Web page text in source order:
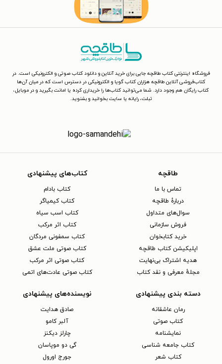
فروشگاه اینترنتی کتاب طاقچه جایی برای خرید آنلاین و دانلود کتاب صوتی و الکترونیکی است. در
کتاب‌فروشی آنلاین طاقچه هزاران کتاب گویا و الکترونیکی در دسترس است که در میان آن‌ها
کتاب رایگان هم وجود دارد. شما می‌توانید کتاب‌ها را خریداری کرده یا امانت بگیرید و در موبایل،
تبلت، رایانه یا سایت بخوانید و بشنوید.
طاقچه
تماس با ما
دربارهٔ طاقچه
سوال‌های متداول
فروش سازمانی
خرید کتابخوان
اپلیکیشن کتاب طاقچه
هدیه اشتراک بی‌نهایت
مجلهٔ معرفی و نقد کتاب
کتاب‌های پیشنهادی
کتاب بادام
کتاب کیمیاگر
کتاب اسب سیاه
کتاب اثر مرکب
کتاب سمفونی مردگان
کتاب صوتی ملت عشق
کتاب صوتی اثر مرکب
کتاب صوتی عادت‌های اتمی
دسته بندی پیشنهادی
رمان عاشقانه
کتاب‌ صوتی
نمایشنامه
کتاب جامعه شناسی
کتاب شعر
نویسنده‌های پیشنهادی
صادق هدایت
آلبر کامو
چارلز دیکنز
گی دو موپاسان
جورج اورول